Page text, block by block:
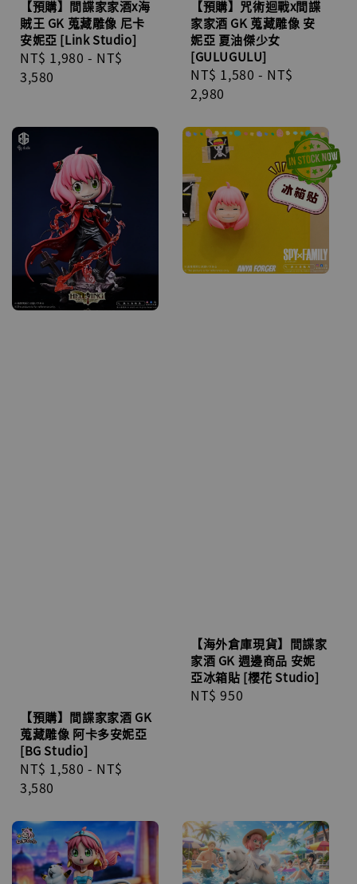
【預購】間諜家家酒x海
賊王 GK 蒐藏雕像 尼卡
安妮亞 [Link Studio]
Regular
price
NT$ 1,980 - NT$
3,580
【預購】咒術迴戰x間諜
家家酒 GK 蒐藏雕像 安
妮亞 夏油傑少女
[GULUGULU]
Regular
price
NT$ 1,580 - NT$
2,980
【預購】間諜家家酒 GK
蒐藏雕像 阿卡多安妮亞
[BG Studio]
Regular
price
NT$ 1,580 - NT$
3,580
【海外倉庫現貨】間諜家
家酒 GK 週邊商品 安妮
亞冰箱貼 [櫻花 Studio]
Regular
NT$ 950